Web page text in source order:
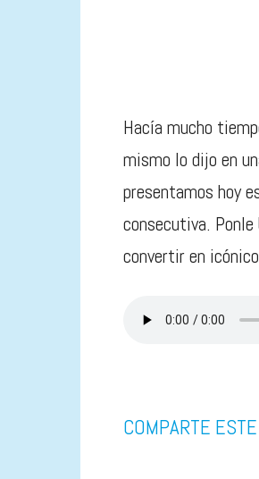
Hacía mucho
mismo lo dijo en
presentamos hoy
consecutiva.
convertir en
COMPARTE